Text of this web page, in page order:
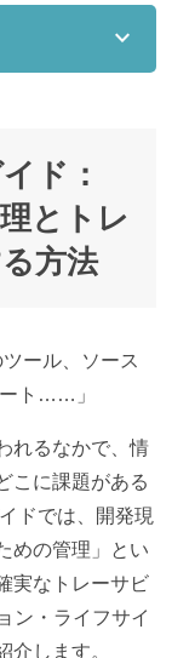
expand_more
を一元管理す
ル管理）の4
きの4つの比較基
携性の高さ
ける「トレー
ーターフォー
ュリティ認証
ド：
とトレ
方法
ール、ソース
ート……」
れるなかで、情
こに課題がある
ドでは、開発現
めの管理」とい
実なトレーサビ
ン・ライフサイ
介します。